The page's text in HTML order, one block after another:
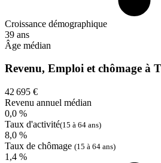
Croissance démographique
39 ans
Âge médian
Revenu, Emploi et chômage à
42 695 €
Revenu annuel médian
0,0 %
Taux d'activité(15 à 64 ans)
8,0 %
Taux de chômage (15 à 64 ans)
1,4 %